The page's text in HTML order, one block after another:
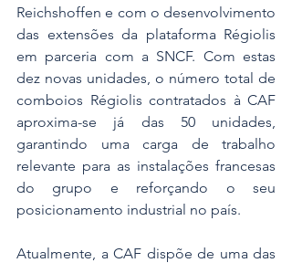
Reichshoffen e com o desenvolvimento
das extensões da plataforma Régiolis
em parceria com a SNCF. Com estas
dez novas unidades, o número total de
comboios Régiolis contratados à CAF
aproxima-se já das 50 unidades,
garantindo uma carga de trabalho
relevante para as instalações francesas
do grupo e reforçando o seu
posicionamento industrial no país.
Atualmente, a CAF dispõe de uma das